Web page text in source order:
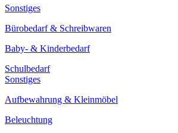
Sonstiges
Bürobedarf & Schreibwaren
Baby- & Kinderbedarf
Schulbedarf
Sonstiges
Aufbewahrung & Kleinmöbel
Beleuchtung